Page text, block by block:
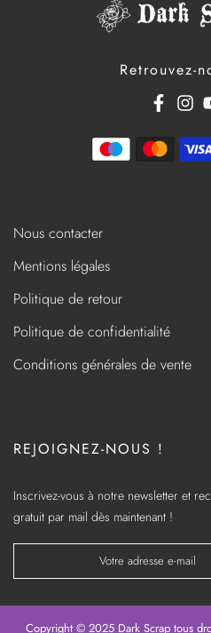
Retrouvez-
Nous contacter
Mentions légales
Politique de retour
Politique de confidentialité
Conditions générales de vente
REJOIGNEZ-NOUS !
Inscrivez-vous à notre newsletter et
gratuit par mail dès maintenant !
Copyright © 2025 Dark Scrap tous